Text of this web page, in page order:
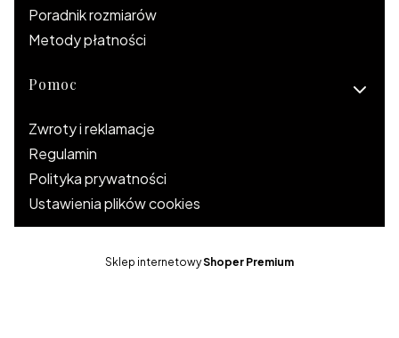
Poradnik rozmiarów
Metody płatności
Pomoc
Zwroty i reklamacje
Regulamin
Polityka prywatności
Ustawienia plików cookies
Sklep internetowyShoper Premium